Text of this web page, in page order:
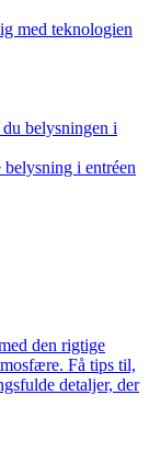
med teknologien
belysningen i
i entréen
den rigtige
Få tips til,
detaljer, der